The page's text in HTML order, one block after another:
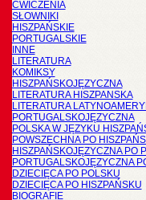
ĆWICZENIA
SŁOWNIKI
HISZPAŃSKIE
PORTUGALSKIE
INNE
LITERATURA
KOMIKSY
HISZPAŃSKOJĘZYCZNA
LITERATURA HISZPANSKA
LITERATURA
PORTUGALSKOJĘZYCZNA
POLSKA W JĘZYKU
POWSZECHNA PO
HISZPAŃSKOJĘZYCZNA PO
PORTUGALSKOJĘZYCZNA
DZIECIĘCA PO POLSKU
DZIECIĘCA PO HISZPAŃSKU
BIOGRAFIE